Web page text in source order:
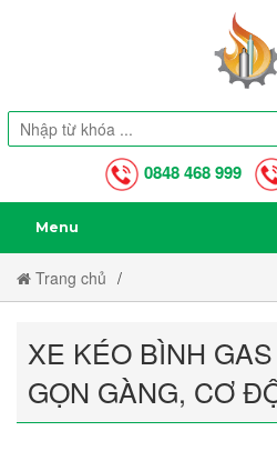
0848 468 999
Menu
Trang chủ
XE KÉO BÌNH
GỌN GÀNG, CƠ